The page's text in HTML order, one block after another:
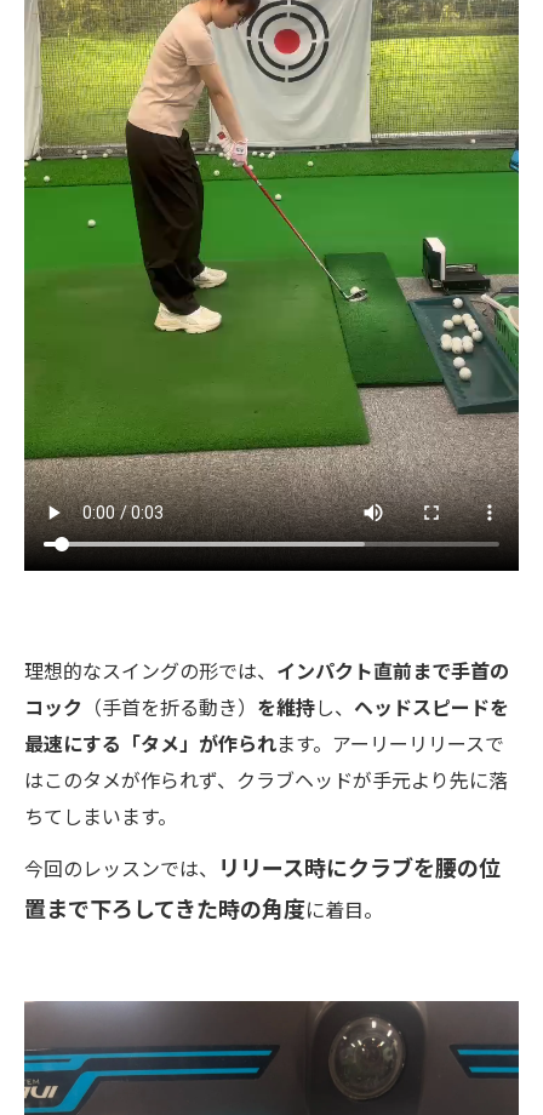
理想的なスイングの形では、 インパクト直前まで手首の
コック （手首を折る動き） を維持し、 ヘッドスピードを
最速にする「タメ」が作られます。アーリーリリースで
はこのタメが作られず、クラブヘッドが手元より先に落
ちてしまいます。
今回のレッスンでは、 リリース時にクラブを腰の位
置まで下ろしてきた時の角度に着目。